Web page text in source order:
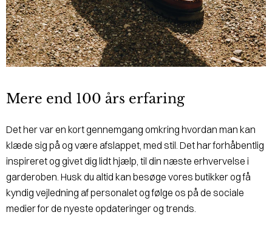
Mere end 100 års erfaring
Det her var en kort gennemgang omkring hvordan man kan
klæde sig på og være afslappet, med stil. Det har forhåbentlig
inspireret og givet dig lidt hjælp, til din næste erhvervelse i
garderoben. Husk du altid kan besøge vores butikker og få
kyndig vejledning af personalet og følge os på de sociale
medier for de nyeste opdateringer og trends.